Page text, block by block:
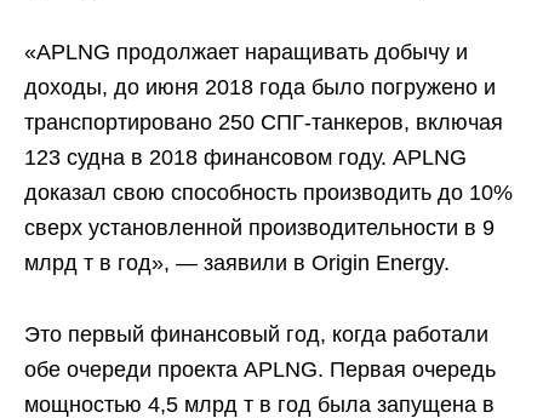
«APLNG продолжает наращивать добычу и
доходы, до июня 2018 года было погружено и
транспортировано 250 СПГ-танкеров, включая
123 судна в 2018 финансовом году. APLNG
доказал свою способность производить до 10%
сверх установленной производительности в 9
млрд т в год», — заявили в Origin Energy.
Это первый финансовый год, когда работали
обе очереди проекта APLNG. Первая очередь
мощностью 4,5 млрд т в год была запущена в